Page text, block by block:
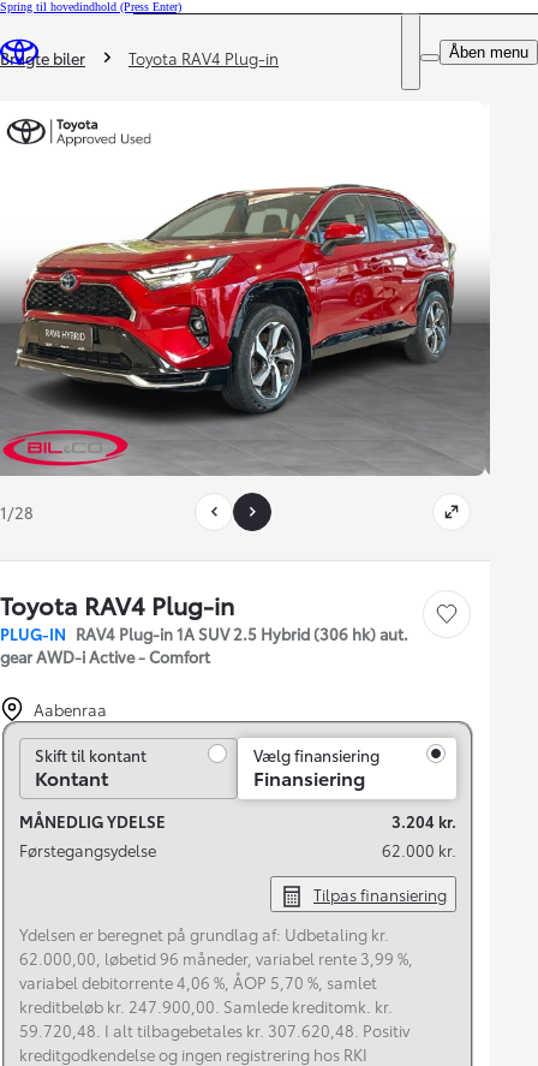
Spring til hovedindhold (Press Enter)
Book prøvetur
DEALER NAME
Åben menu
Du er her
Brugte biler Toyota RAV4 Plug-in
1/28
Toyota RAV4 Plug-in
PLUG-IN RAV4 Plug-in 1A SUV 2.5 Hybrid (306 hk) aut.
gear AWD-i Active - Comfort
Gem bil
Aabenraa
Skift til kontant
Skift til kontant
Kontant
Vælg finansiering
Finansiering
MÅNEDLIG YDELSE
3.204 kr.
Førstegangsydelse
62.000 kr.
Tilpas finansiering
Ydelsen er beregnet på grundlag af: Udbetaling kr.
62.000,00, løbetid 96 måneder, variabel rente 3,99 %,
variabel debitorrente 4,06 %, ÅOP 5,70 %, samlet
kreditbeløb kr. 247.900,00. Samlede kreditomk. kr.
59.720,48. I alt tilbagebetales kr. 307.620,48. Positiv
kreditgodkendelse og ingen registrering hos RKI